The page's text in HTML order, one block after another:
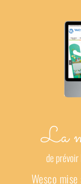
La
de prévoir
Wesco